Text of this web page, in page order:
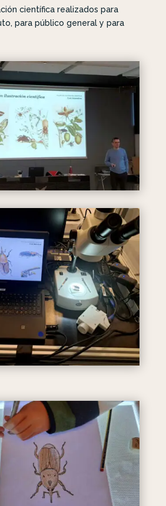
científica realizados para
para público general y para